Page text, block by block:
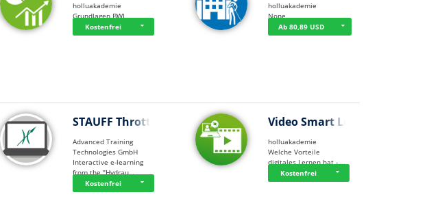
holluakademie
Grundlagen BWL
Kostenfrei
holluakademie
None
Ab 80,89 USD
STAUFF Throttle…
Advanced Training
Technologies GmbH
Interactive e-learning
from the "Hydrau…
Kostenfrei
Video Smart Lea…
holluakademie
Welche Vorteile
digitales Lernen hat - …
Kostenfrei